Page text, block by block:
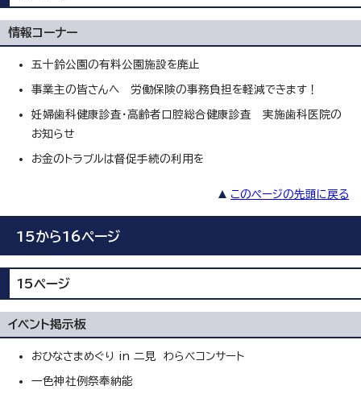
情報コーナー
五十鈴公園の有料公園施設を廃止
事業主の皆さんへ 労働保険の事務負担を軽減できます！
妊婦歯科健康診査・高齢者口腔総合健康診査 実施歯科医院の
お知らせ
お金のトラブルは督促手続の利用を
このページの先頭に戻る
15から16ページ
15ページ
イベント掲示板
おひなさまめぐり in 二見 わらべコンサート
一色神社例祭奉納能